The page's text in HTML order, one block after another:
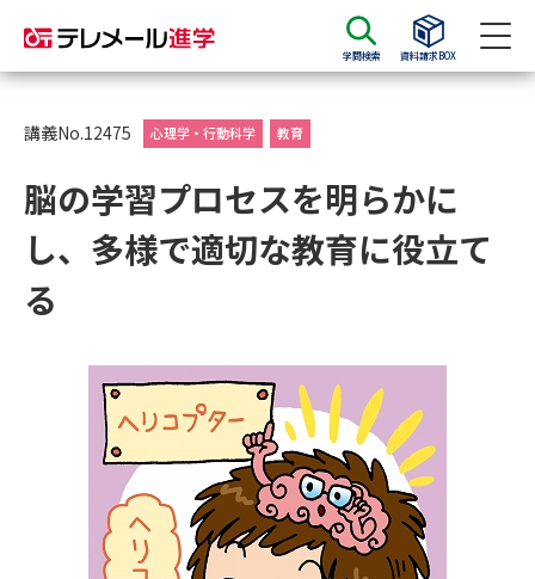
学問検索 資料請求BOX
資料請求
大学・短大の資料種類から請求
大学・短大以外の資料から請求
専門学校の資料請求 大学院の資料請求
講義No.12475 心理学・行動科学 教育
脳の学習プロセスを明らかに
し、多様で適切な教育に役立て
る